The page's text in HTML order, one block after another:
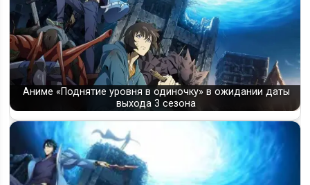
Аниме «Поднятие уровня в одиночку» в ожидании даты
выхода 3 сезона